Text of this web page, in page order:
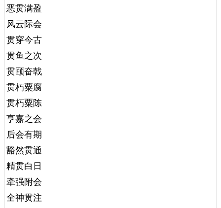
恶贯满盈
风云际会
贯穿今古
贯鱼之次
贯颐奋戟
贯朽粟腐
贯朽粟陈
亨嘉之会
后会有期
豁然贯通
精贯白日
牵强附会
全神贯注